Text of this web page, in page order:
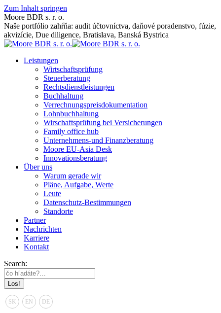
Zum Inhalt springen
Moore BDR s. r. o.
Naše portfólio zahŕňa: audit účtovníctva, daňové poradenstvo, fúzie,
akvizície, Due diligence, Bratislava, Banská Bystrica
Leistungen
Wirtschaftsprüfung
Steuerberatung
Rechtsdienstleistungen
Buchhaltung
Verrechnungspreisdokumentation
Lohnbuchhaltung
Wirschaftsprüfung bei Versicherungen
Family office hub
Unternehmens-und Finanzberatung
Moore EU-Asia Desk
Innovationsberatung
Über uns
Warum gerade wir
Pläne, Aufgabe, Werte
Leute
Datenschutz-Bestimmungen
Standorte
Partner
Nachrichten
Karriere
Kontakt
Search:
SK EN DE